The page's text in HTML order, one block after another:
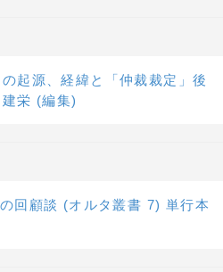
起源、経緯と「仲裁裁定」後
栄 (編集)
回顧談 (オルタ叢書 7) 単行本